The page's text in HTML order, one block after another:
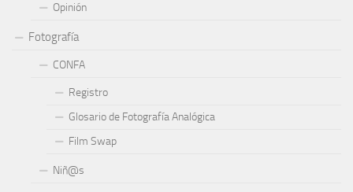
Opinión
Fotografía
CONFA
Registro
Glosario de Fotografía Analógica
Film Swap
Niñ@s